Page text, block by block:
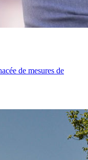
de mesures de